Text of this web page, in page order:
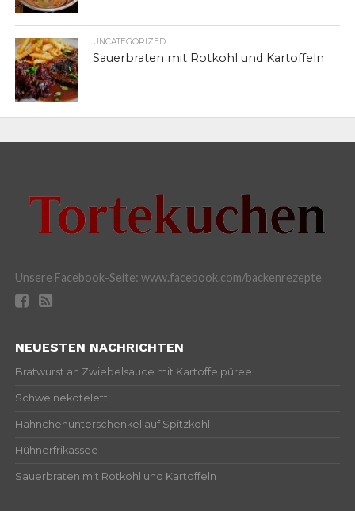
UNCATEGORIZED
Sauerbraten mit Rotkohl und Kartoffeln
Unsere Facebook-Seite: www.facebook.com/backenrezepte
NEUESTEN NACHRICHTEN
Bratwurst an Zwiebelsauce mit Kartoffelpüree
Schweinekotelett
Hähnchenunterschenkel auf Spitzkohl
Hühnerfrikassee
Sauerbraten mit Rotkohl und Kartoffeln